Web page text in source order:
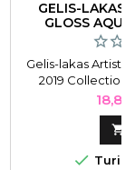
GELIS-LAKAS
GLOSS
Gelis-lakas
2019 Collection
Kaina
18,81

